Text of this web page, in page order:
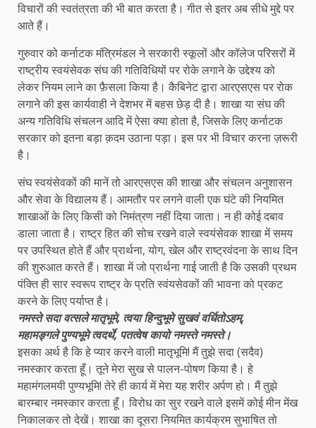
विचारों की स्वतंत्रता की भी बात करता है। गीत से इतर अब सीधे मुद्दे पर
आते हैं।
गुरुवार को कर्नाटक मंत्रिमंडल ने सरकारी स्कूलों और कॉलेज परिसरों में
राष्ट्रीय स्वयंसेवक संघ की गतिविधियों पर रोके लगाने के उद्देश्य को
लेकर नियम लाने का फ़ैसला किया है। कैबिनेट द्वारा आरएसएस पर रोक
लगाने की इस कार्यवाही ने देशभर में बहस छेड़ दी है। शाखा या संघ की
अन्य गतिविधि संचलन आदि में ऐसा क्या होता है, जिसके लिए कर्नाटक
सरकार को इतना बड़ा क़दम उठाना पड़ा। इस पर भी विचार करना ज़रूरी
है।
संघ स्वयंसेवकों की मानें तो आरएसएस की शाखा और संचलन अनुशासन
और सेवा के विद्यालय हैं। आमतौर पर लगने वाली एक घंटे की नियमित
शाखाओं के लिए किसी को निमंत्रण नहीं दिया जाता। न ही कोई दबाव
डाला जाता है। राष्ट्र हित की सोच रखने वाले स्वयंसेवक शाखा में समय
पर उपस्थित होते हैं और प्रार्थना, योग, खेल और राष्ट्रवंदना के साथ दिन
की शुरुआत करते हैं। शाखा में जो प्रार्थना गाई जाती है कि उसकी प्रथम
पंक्ति ही सार स्वरूप राष्ट्र के प्रति स्वंयसेवकों की भावना को प्रकट
करने के लिए पर्याप्त है।
नमस्ते सदा वत्सले मातृभूमे, त्वया हिन्दुभूमे सुखवं वर्धितोऽहम्,
महामङ्गले पुण्यभूमे त्वदर्थे, पतत्वेष कायो नमस्ते नमस्ते।
इसका अर्थ है कि हे प्यार करने वाली मातृभूमि! मैं तुझे सदा (सदैव)
नमस्कार करता हूँ। तूने मेरा सुख से पालन-पोषण किया है। हे
महामंगलमयी पुण्यभूमि! तेरे ही कार्य में मेरा यह शरीर अर्पण हो। मैं तुझे
बारम्बार नमस्कार करता हूँ। विरोध का सुर रखने वाले इसमें कोई मीन मेंख
निकालकर तो देखें। शाखा का दूसरा नियमित कार्यक्रम सुभाषित तो